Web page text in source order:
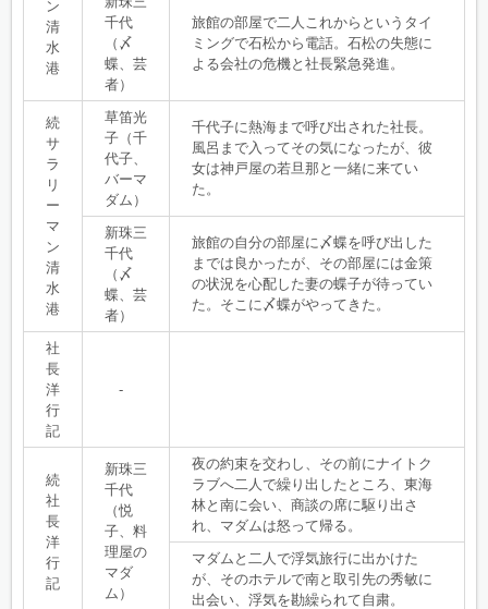
ン
清
水
港
千代
（〆
蝶、芸
者）
旅館の部屋で二人これからというタイ
ミングで石松から電話。石松の失態に
よる会社の危機と社長緊急発進。
続
サ
ラ
リ
ー
マ
ン
清
水
港
草笛光
子（千
代子、
バーマ
ダム）
千代子に熱海まで呼び出された社長。
風呂まで入ってその気になったが、彼
女は神戸屋の若旦那と一緒に来てい
た。
新珠三
千代
（〆
蝶、芸
者）
旅館の自分の部屋に〆蝶を呼び出した
までは良かったが、その部屋には金策
の状況を心配した妻の蝶子が待ってい
た。そこに〆蝶がやってきた。
社
長
洋
行
記
-
続
社
長
洋
行
記
新珠三
千代
（悦
子、料
理屋の
マダ
ム）
夜の約束を交わし、その前にナイトク
ラブへ二人で繰り出したところ、東海
林と南に会い、商談の席に駆り出さ
れ、マダムは怒って帰る。
マダムと二人で浮気旅行に出かけた
が、そのホテルで南と取引先の秀敏に
出会い、浮気を勘繰られて自粛。